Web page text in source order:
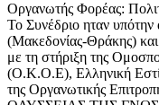
Οργανωτής Φορέας:
Το Συνέδριο ηταν
(Μακεδονίας-Θράκης) και
με τη στήριξη της
(Ο.Κ.Ο.Ε), Ελληνική
της Οργανωτικής